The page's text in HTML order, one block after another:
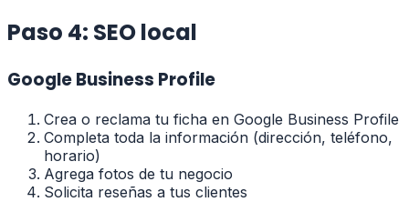
Paso 4: SEO local
Google Business Profile
Crea o reclama tu ficha en Google Business Profile
Completa toda la información (dirección, teléfono,
horario)
Agrega fotos de tu negocio
Solicita reseñas a tus clientes